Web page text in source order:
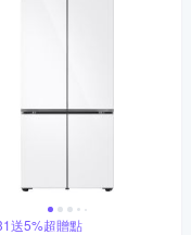
送5%超贈點